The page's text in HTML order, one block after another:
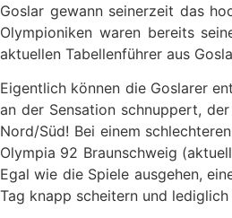
Goslar gewann seinerzeit das
Olympioniken waren bereits
aktuellen Tabellenführer aus
Eigentlich können die Goslarer
an der Sensation schnuppert,
Nord/Süd! Bei einem
Olympia 92 Braunschweig
Egal wie die Spiele ausgehen,
Tag knapp scheitern und lediglich